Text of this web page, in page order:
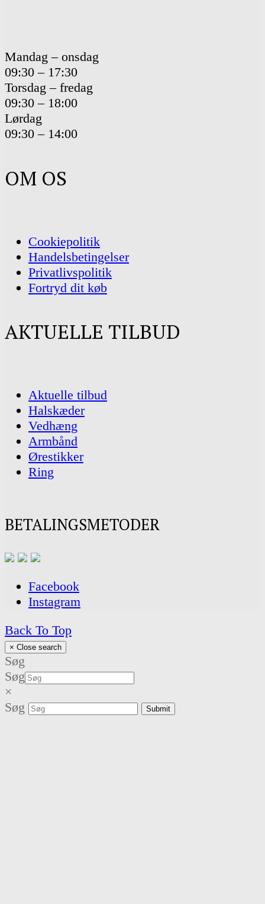
Mandag – onsdag
09:30 – 17:30
Torsdag – fredag
09:30 – 18:00
Lørdag
09:30 – 14:00
OM OS
Cookiepolitik
Handelsbetingelser
Privatlivspolitik
Fortryd dit køb
AKTUELLE TILBUD
Aktuelle tilbud
Halskæder
Vedhæng
Armbånd
Ørestikker
Ring
BETALINGSMETODER
Facebook
Instagram
Back To Top
× Close search
Søg
Søg
×
Søg
Submit